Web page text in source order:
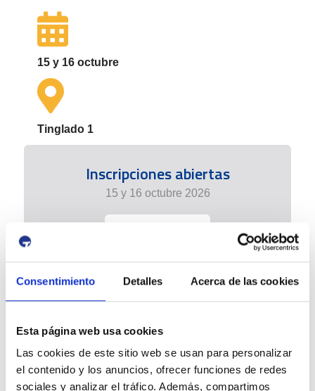
Consentimiento Detalles Acerca de las cookies
Esta página web usa cookies
Las cookies de este sitio web se usan para personalizar
el contenido y los anuncios, ofrecer funciones de redes
sociales y analizar el tráfico. Además, compartimos
15 y 16 octubre
Tinglado 1
Inscripciones abiertas
15 y 16 octubre 2026